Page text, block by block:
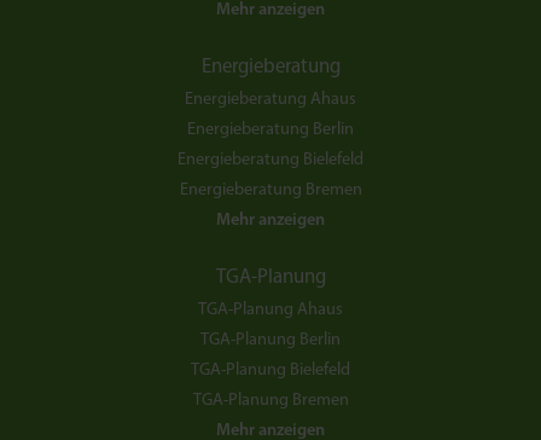
Mehr anzeigen
Energieberatung
Energieberatung Ahaus
Energieberatung Berlin
Energieberatung Bielefeld
Energieberatung Bremen
Mehr anzeigen
TGA-Planung
TGA-Planung Ahaus
TGA-Planung Berlin
TGA-Planung Bielefeld
TGA-Planung Bremen
Mehr anzeigen